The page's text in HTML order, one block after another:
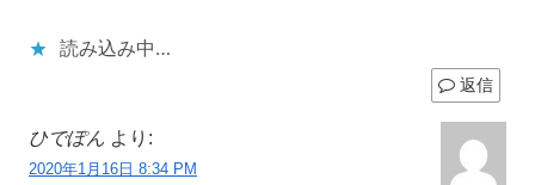
読み込み中…
返信
ひでぽん より:
2020年1月16日 8:34 PM